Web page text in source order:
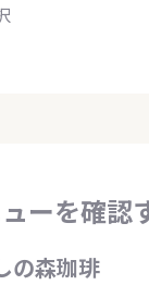
ーを確認
の森珈琲